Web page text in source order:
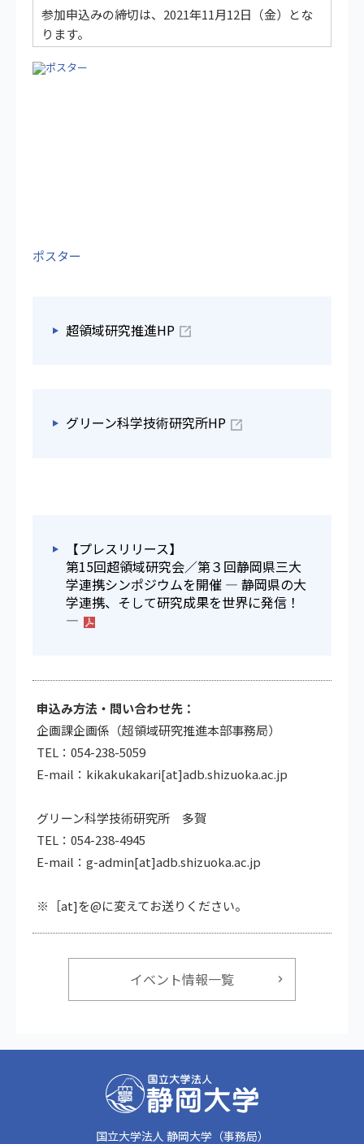
参加申込みの締切は、2021年11月12日（金）とな
ります。
ポスター
超領域研究推進HP
グリーン科学技術研究所HP
【プレスリリース】
第15回超領域研究会／第３回静岡県三大
学連携シンポジウムを開催 ― 静岡県の大
学連携、そして研究成果を世界に発信！
―
申込み方法・問い合わせ先：
企画課企画係（超領域研究推進本部事務局）
TEL：054-238-5059
E-mail：kikakukakari[at]adb.shizuoka.ac.jp
グリーン科学技術研究所 多賀
TEL：054-238-4945
E-mail：g-admin[at]adb.shizuoka.ac.jp
※［at]を@に変えてお送りください。
イベント情報一覧
国立大学法人 静岡大学（事務局）